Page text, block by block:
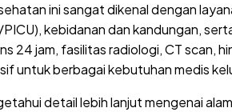
ini sangat dikenal dengan
kebidanan dan kandungan,
24 jam, fasilitas radiologi, CT scan,
untuk berbagai kebutuhan medis
detail lebih lanjut mengenai